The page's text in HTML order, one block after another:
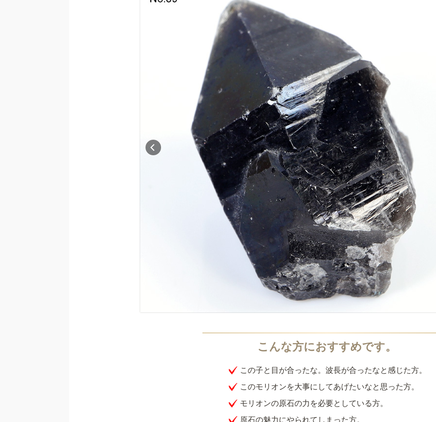
この子と目が合ったな。波長が合ったなと感じた方。
このモリオンを大事にしてあげたいなと思った方。
モリオンの原石の力を必要としている方。
原石の魅力にやられてしまった方。